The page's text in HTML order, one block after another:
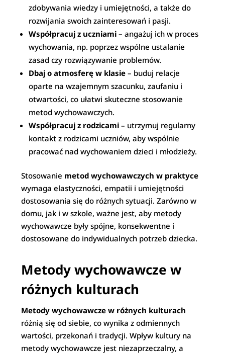
zdobywania wiedzy i umiejętności, a także do
rozwijania swoich zainteresowań i pasji.
Współpracuj z uczniami – angażuj ich w proces
wychowania, np. poprzez wspólne ustalanie
zasad czy rozwiązywanie problemów.
Dbaj o atmosferę w klasie – buduj relacje
oparte na wzajemnym szacunku, zaufaniu i
otwartości, co ułatwi skuteczne stosowanie
metod wychowawczych.
Współpracuj z rodzicami – utrzymuj regularny
kontakt z rodzicami uczniów, aby wspólnie
pracować nad wychowaniem dzieci i młodzieży.
Stosowanie metod wychowawczych w praktyce
wymaga elastyczności, empatii i umiejętności
dostosowania się do różnych sytuacji. Zarówno w
domu, jak i w szkole, ważne jest, aby metody
wychowawcze były spójne, konsekwentne i
dostosowane do indywidualnych potrzeb dziecka.
Metody wychowawcze w
różnych kulturach
Metody wychowawcze w różnych kulturach
różnią się od siebie, co wynika z odmiennych
wartości, przekonań i tradycji. Wpływ kultury na
metody wychowawcze jest niezaprzeczalny, a